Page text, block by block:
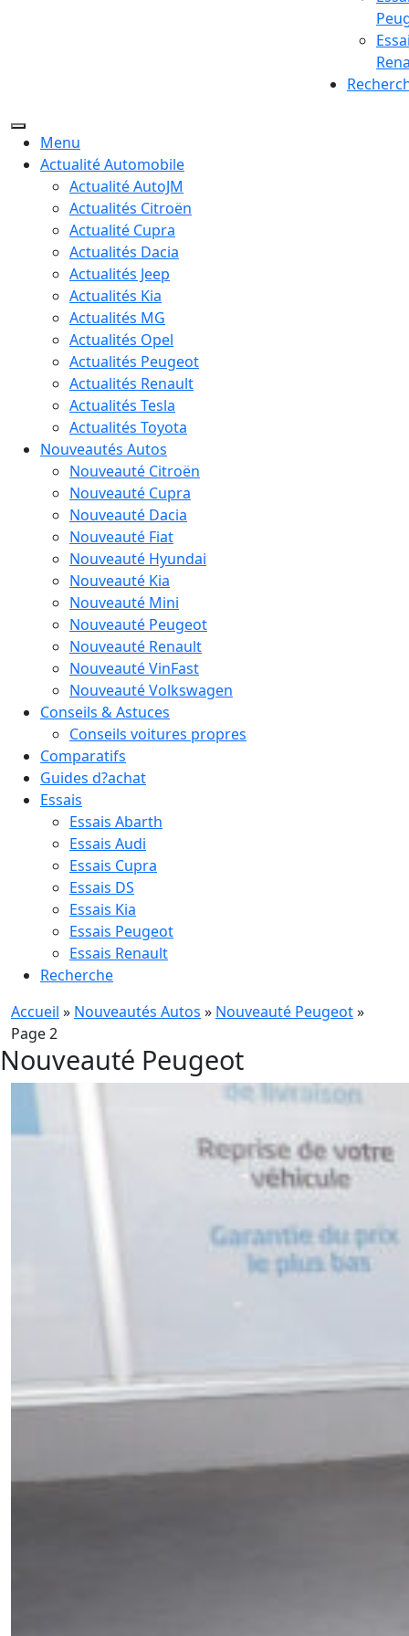
Menu
Actualité Automobile
Actualité AutoJM
Actualités Citroën
Actualité Cupra
Actualités Dacia
Actualités Jeep
Actualités Kia
Actualités MG
Actualités Opel
Actualités Peugeot
Actualités Renault
Actualités Tesla
Actualités Toyota
Nouveautés Autos
Nouveauté Citroën
Nouveauté Cupra
Nouveauté Dacia
Nouveauté Fiat
Nouveauté Hyundai
Nouveauté Kia
Nouveauté Mini
Nouveauté Peugeot
Nouveauté Renault
Nouveauté VinFast
Nouveauté Volkswagen
Conseils & Astuces
Conseils voitures propres
Comparatifs
Guides d?achat
Essais
Essais Abarth
Essais Audi
Essais Cupra
Essais DS
Essais Kia
Essais Peugeot
Essais Renault
Recherche
Accueil » Nouveautés Autos » Nouveauté Peugeot»
Page 2
Nouveauté Peugeot